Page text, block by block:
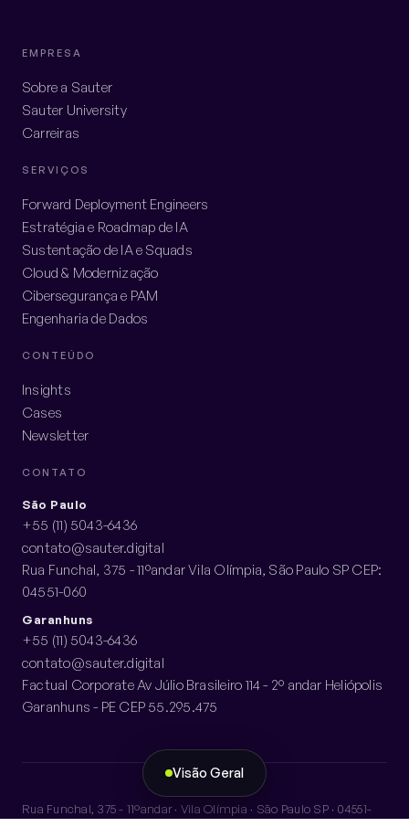
EMPRESA
Sobre a Sauter
Sauter University
Carreiras
SERVIÇOS
Forward Deployment Engineers
Estratégia e Roadmap de IA
Sustentação de IA e Squads
Cloud & Modernização
Cibersegurança e PAM
Engenharia de Dados
CONTEÚDO
Insights
Cases
Newsletter
CONTATO
São Paulo
+55 (11) 5043-6436
contato@sauter.digital
Rua Funchal, 375 - 11ºandar Vila Olímpia, São Paulo SP CEP:
04551-060
Garanhuns
+55 (11) 5043-6436
contato@sauter.digital
Factual Corporate Av Júlio Brasileiro 114 - 2º andar Heliópolis
Garanhuns - PE CEP 55.295.475
Rua Funchal, 375 - 11ºandar · Vila Olímpia · São Paulo SP · 04551-
Visão Geral